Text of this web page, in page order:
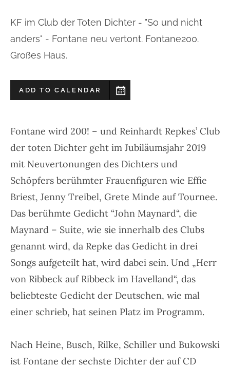
KF im Club der Toten Dichter - "So und nicht
anders" - Fontane neu vertont. Fontane200.
Großes Haus.
ADD TO CALENDAR
Fontane wird 200! – und Reinhardt Repkes’ Club
der toten Dichter geht im Jubiläumsjahr 2019
mit Neuvertonungen des Dichters und
Schöpfers berühmter Frauenfiguren wie Effie
Briest, Jenny Treibel, Grete Minde auf Tournee.
Das berühmte Gedicht “John Maynard“, die
Maynard – Suite, wie sie innerhalb des Clubs
genannt wird, da Repke das Gedicht in drei
Songs aufgeteilt hat, wird dabei sein. Und „Herr
von Ribbeck auf Ribbeck im Havelland“, das
beliebteste Gedicht der Deutschen, wie mal
einer schrieb, hat seinen Platz im Programm.
Nach Heine, Busch, Rilke, Schiller und Bukowski
ist Fontane der sechste Dichter der auf CD